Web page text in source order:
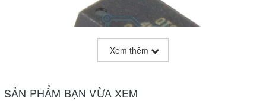
Xem thêm
SẢN PHẨM BẠN VỪA XEM